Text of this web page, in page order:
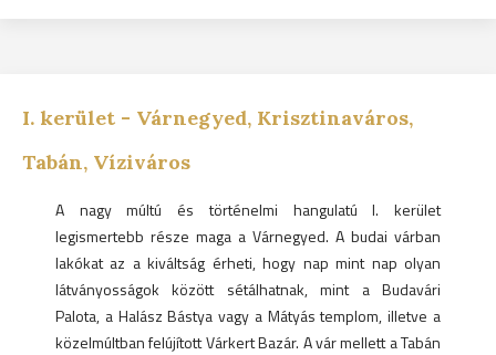
I. kerület - Várnegyed, Krisztinaváros,
Tabán, Víziváros
A nagy múltú és történelmi hangulatú I. kerület
legismertebb része maga a Várnegyed. A budai várban
lakókat az a kiváltság érheti, hogy nap mint nap olyan
látványosságok között sétálhatnak, mint a Budavári
Palota, a Halász Bástya vagy a Mátyás templom, illetve a
közelmúltban felújított Várkert Bazár. A vár mellett a Tabán